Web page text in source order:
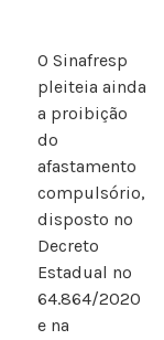
O Sinafresp
pleiteia ainda
a proibição
do
afastamento
compulsório,
disposto no
Decreto
Estadual nº
64.864/2020
e na